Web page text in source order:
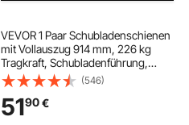
VEVOR 1 Paar Schubladenschienen
mit Vollauszug 914 mm, 226 kg
Tragkraft, Schubladenführung,
Kugellager mit Sperre, seitlich
montierte Teleskopschienen, ideal
für Regale, Schränke,
Industrieschubladen
(546)
5190€